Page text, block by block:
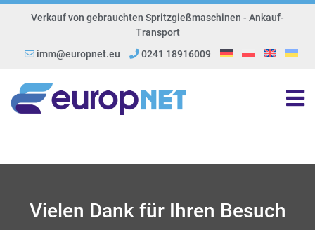
Verkauf von gebrauchten Spritzgießmaschinen - Ankauf-
Transport
imm@europnet.eu
0241 18916009
Vielen Dank für Ihren Besuch